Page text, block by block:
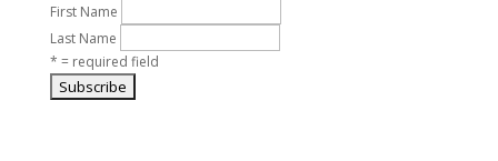
First Name
Last Name
* = required field